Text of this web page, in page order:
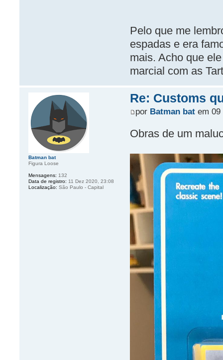
Pelo que me
espadas e era
mais. Acho que
marcial com as
Re: Customs
por Batman batem 09
Obras de um
Batman bat
Figura Loose
Mensagens: 132
Data de registro: 11 Dez 2020, 23:08
Localização: São Paulo - Capital